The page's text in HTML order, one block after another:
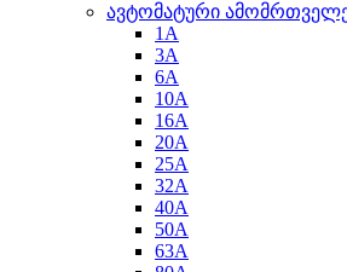
ავტომატური
1A
3A
6A
10A
16A
20A
25A
32A
40A
50A
63A